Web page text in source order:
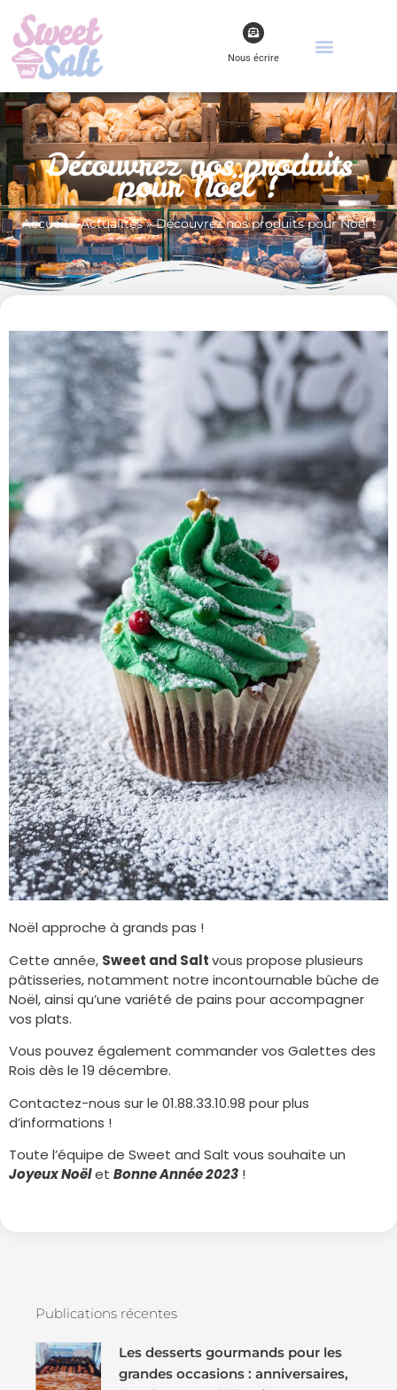
Nous écrire
Découvrez nos produits
pour Noël !
Accueil»Actualités»Découvrez nos produits pour Noël !
Noël approche à grands pas !
Cette année, Sweet and Saltvous propose plusieurs
pâtisseries, notamment notre incontournable bûche de
Noël, ainsi qu’une variété de pains pour accompagner
vos plats.
Vous pouvez également commander vos Galettes des
Rois dès le 19 décembre.
Contactez-nous sur le 01.88.33.10.98 pour plus
d’informations !
Toute l’équipe de Sweet and Salt vous souhaite un
Joyeux Noëlet Bonne Année 2023 !
Publications récentes
Les desserts gourmands pour les
grandes occasions : anniversaires,